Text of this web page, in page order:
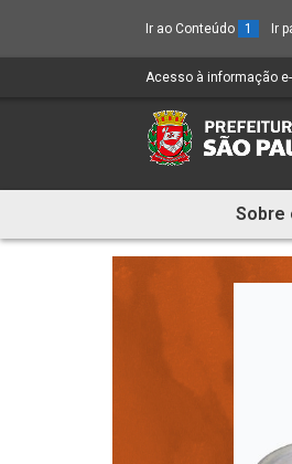
Ir ao Conteúdo 1 Ir
Acesso à informação
e
Sobre